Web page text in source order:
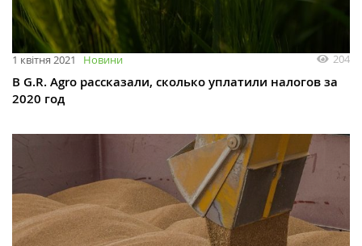
1 квітня 2021 Новини 204
В G.R. Agro рассказали, сколько уплатили налогов за
2020 год